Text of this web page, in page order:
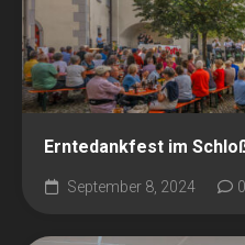
Erntedankfest im
September 8, 2024 0